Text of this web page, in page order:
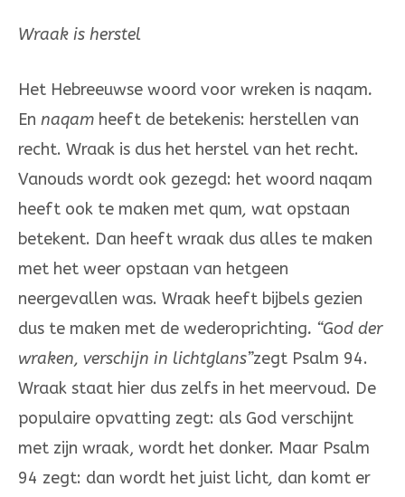
Wraak is herstel
Het Hebreeuwse woord voor wreken is naqam.
En naqam heeft de be­te­kenis: herstellen van
recht. Wraak is dus het herstel van het recht.
Vanouds wordt ook gezegd: het woord naqam
heeft ook te maken met qum, wat opstaan
betekent. Dan heeft wraak dus alles te maken
met het weer op­staan van hetgeen
neergevallen was. Wraak heeft bijbels ge­zien
dus te maken met de wederoprichting. “God der
wraken, verschijn in lichtglans”zegt Psalm 94.
Wraak staat hier dus zelfs in het meervoud. De
populaire opvatting zegt: als God ver­schijnt
met zijn wraak, wordt het donker. Maar Psalm
94 zegt: dan wordt het juist licht, dan komt er